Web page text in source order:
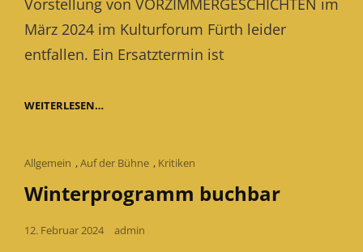
Vorstellung von VORZIMMERGESCHICHTEN im
März 2024 im Kulturforum Fürth leider
entfallen. Ein Ersatztermin ist
WEITERLESEN…VORSTELLUNG
WIRD
Cat
Links
Allgemein ,Auf der Bühne , Kritiken
Winterprogramm buchbar
Posted
12. Februar 2024 admin